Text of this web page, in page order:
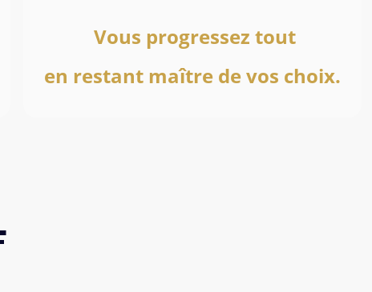
Vous progressez tout
en restant maître de vos choix.